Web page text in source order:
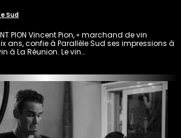
Sud
PION Vincent Pion, « marchand de vin
ans, confie à Parallèle Sud ses impressions à
à La Réunion. Le vin…